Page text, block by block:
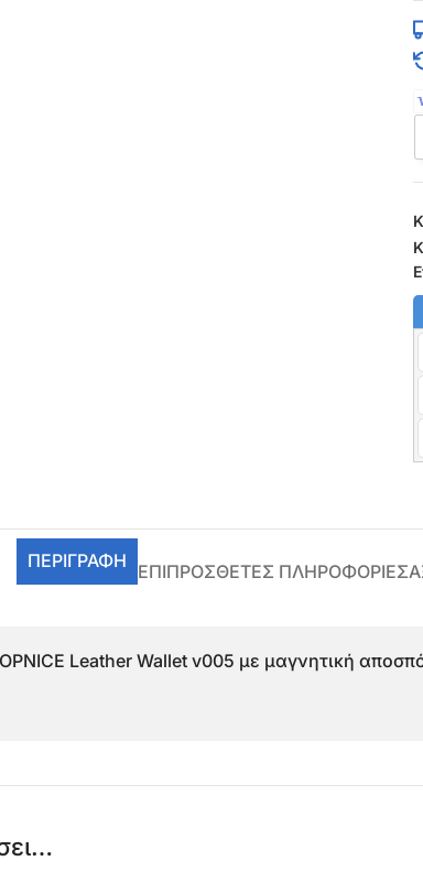
ΠΕΡΙΓΡΑΦΉ ΕΠΙΠΡΌΣΘΕΤΕΣ ΠΛΗΡΟΦΟΡΊΕΣ
Leather Wallet v005 με μαγνητική